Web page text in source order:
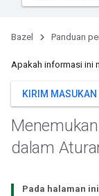
Bazel Panduan
Apakah informasi ini
KIRIM MASUKAN
dalam
Pada halaman ini